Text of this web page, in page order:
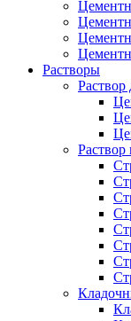
Растворы
Раствор